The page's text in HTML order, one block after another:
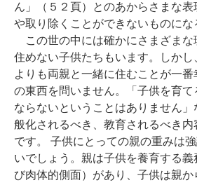
ん」（５２頁）とのあからさまな
や取り除くことができないものにな
この世の中には確かにさまざまな
住めない子供たちもいます。しか
よりも両親と一緒に住むことが一
の東西を問いません。「子供を育
ならないということはありません
般化されるべき、教育されるべき
です。 子供にとっての親の重みは
いでしょう。親は子供を養育する義
び肉体的側面）があり、子供は親